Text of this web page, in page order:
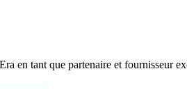
tant que partenaire et fournisseur